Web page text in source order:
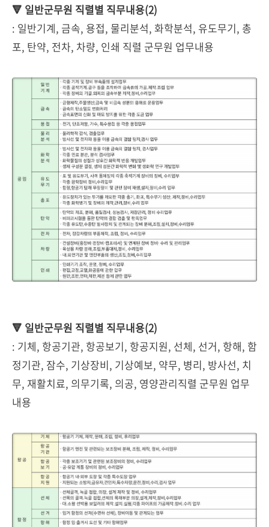
🔻 일반군무원 직렬별 직무내용(2)
: 일반기계, 금속, 용접, 물리분석, 화학분석, 유도무기, 총
포, 탄약, 전차, 차량, 인쇄 직렬 군무원 업무내용
🔻 일반군무원 직렬별 직무내용(2)
: 기체, 항공기관, 항공보기, 항공지원, 선체, 선거, 항해, 함
정기관, 잠수, 기상장비, 기상예보, 약무, 병리, 방사선, 치
무, 재활치료, 의무기록, 의공, 영양관리직렬 군무원 업무
내용